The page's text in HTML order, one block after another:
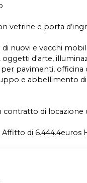
vetrine e porta
nuovi e vecchi
d'arte,
pavimenti, officina
e abbellimento
contratto di locazione
di 6.444.4euros